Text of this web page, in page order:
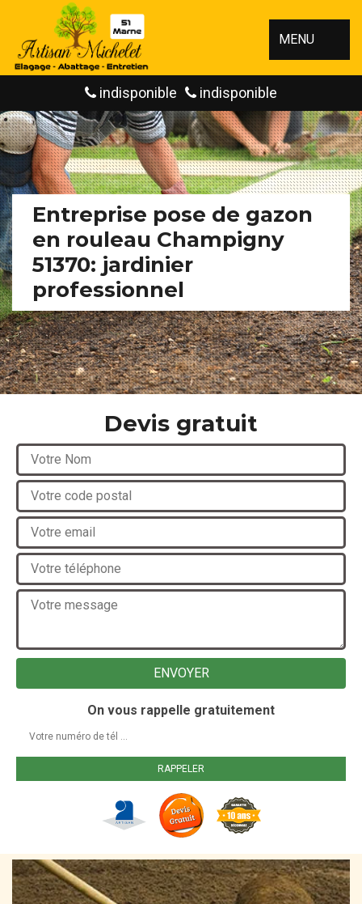
MENU
indisponible indisponible
Entreprise pose de gazon
en rouleau Champigny
51370: jardinier
professionnel
Devis gratuit
On vous rappelle gratuitement